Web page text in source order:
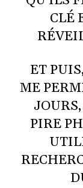
CLÉ
ET
ME
PIRE